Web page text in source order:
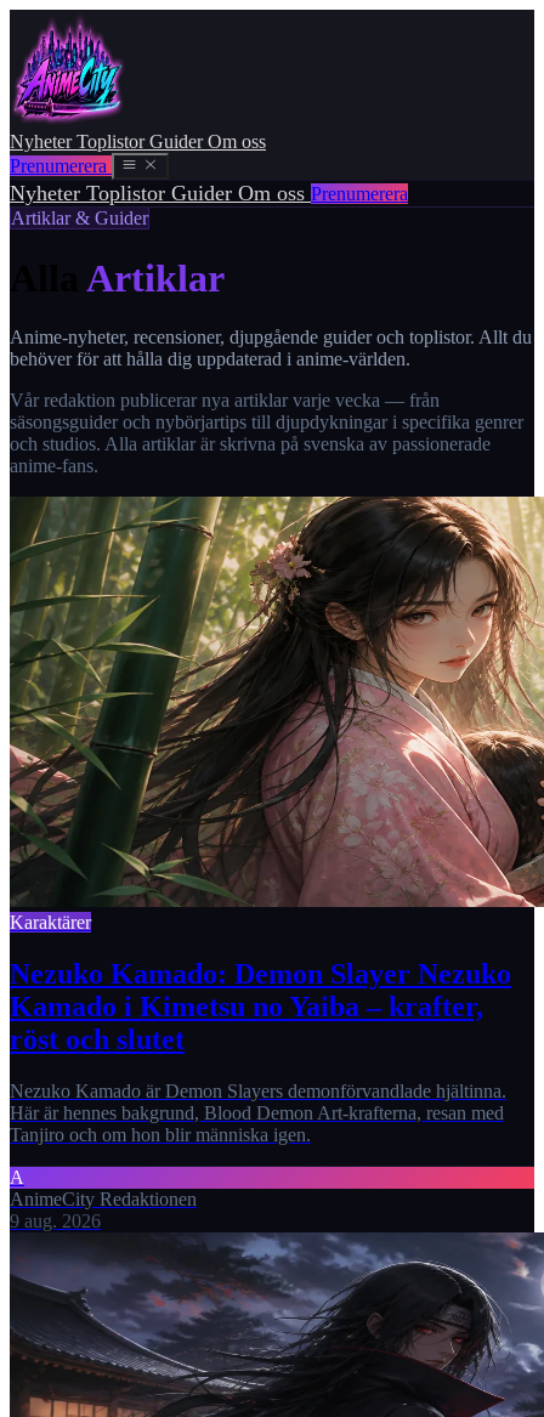
NyheterToplistorGuiderOm oss
Prenumerera
Nyheter Toplistor Guider Om oss Prenumerera
Artiklar & Guider
Artiklar
Anime-nyheter, recensioner, djupgående guider och toplistor. Allt du
behöver för att hålla dig uppdaterad i anime-världen.
Vår redaktion publicerar nya artiklar varje vecka — från
säsongsguider och nybörjartips till djupdykningar i specifika genrer
och studios. Alla artiklar är skrivna på svenska av passionerade
anime-fans.
Karaktärer
Nezuko Kamado: Demon Slayer Nezuko
Kamado i Kimetsu no Yaiba – krafter,
röst och slutet
Nezuko Kamado är Demon Slayers demonförvandlade hjältinna.
Här är hennes bakgrund, Blood Demon Art-krafterna, resan med
Tanjiro och om hon blir människa igen.
A
AnimeCity Redaktionen
9 aug. 2026